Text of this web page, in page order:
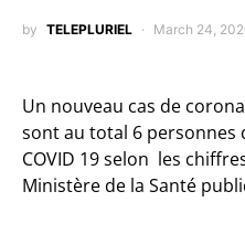
by TELEPLURIEL March 24,
Un nouveau cas de
sont au total 6 personnes
COVID 19 selon les
Ministère de la Santé